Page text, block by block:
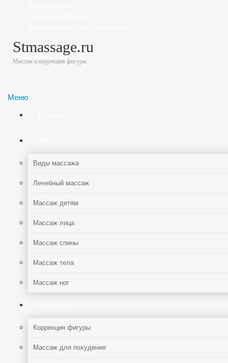
Stmassage.ru
Массаж и коррекция фигуры
Меню
Виды массажа
Лечебный массаж
Массаж детям
Массаж лица
Массаж спины
Массаж тела
Массаж ног
Коррекция фигуры
Массаж для похудения